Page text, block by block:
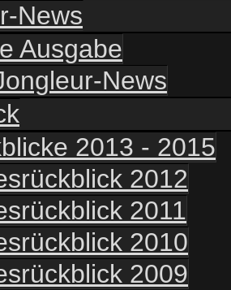
News
Ausgabe
News
2013 - 2015
2012
2011
2010
2009